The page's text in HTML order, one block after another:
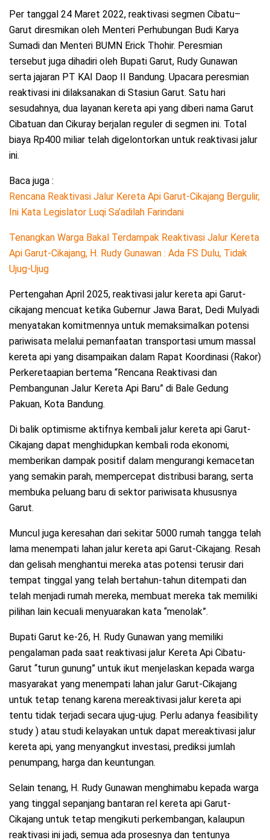
Per tanggal 24 Maret 2022, reaktivasi segmen Cibatu–
Garut diresmikan oleh Menteri Perhubungan Budi Karya
Sumadi dan Menteri BUMN Erick Thohir. Peresmian
tersebut juga dihadiri oleh Bupati Garut, Rudy Gunawan
serta jajaran PT KAI Daop II Bandung. Upacara peresmian
reaktivasi ini dilaksanakan di Stasiun Garut. Satu hari
sesudahnya, dua layanan kereta api yang diberi nama Garut
Cibatuan dan Cikuray berjalan reguler di segmen ini. Total
biaya Rp400 miliar telah digelontorkan untuk reaktivasi jalur
ini.
Baca juga :
Rencana Reaktivasi Jalur Kereta Api Garut-Cikajang Bergulir,
Ini Kata Legislator Luqi Sa’adilah Farindani
Tenangkan Warga Bakal Terdampak Reaktivasi Jalur Kereta
Api Garut-Cikajang, H. Rudy Gunawan : Ada FS Dulu, Tidak
Ujug-Ujug
Pertengahan April 2025, reaktivasi jalur kereta api Garut-
cikajang mencuat ketika Gubernur Jawa Barat, Dedi Mulyadi
menyatakan komitmennya untuk memaksimalkan potensi
pariwisata melalui pemanfaatan transportasi umum massal
kereta api yang disampaikan dalam Rapat Koordinasi (Rakor)
Perkeretaapian bertema “Rencana Reaktivasi dan
Pembangunan Jalur Kereta Api Baru” di Bale Gedung
Pakuan, Kota Bandung.
Di balik optimisme aktifnya kembali jalur kereta api Garut-
Cikajang dapat menghidupkan kembali roda ekonomi,
memberikan dampak positif dalam mengurangi kemacetan
yang semakin parah, mempercepat distribusi barang, serta
membuka peluang baru di sektor pariwisata khususnya
Garut.
Muncul juga keresahan dari sekitar 5000 rumah tangga telah
lama menempati lahan jalur kereta api Garut-Cikajang. Resah
dan gelisah menghantui mereka atas potensi terusir dari
tempat tinggal yang telah bertahun-tahun ditempati dan
telah menjadi rumah mereka, membuat mereka tak memiliki
pilihan lain kecuali menyuarakan kata “menolak”.
Bupati Garut ke-26, H. Rudy Gunawan yang memiliki
pengalaman pada saat reaktivasi jalur Kereta Api Cibatu-
Garut “turun gunung” untuk ikut menjelaskan kepada warga
masyarakat yang menempati lahan jalur Garut-Cikajang
untuk tetap tenang karena mereaktivasi jalur kereta api
tentu tidak terjadi secara ujug-ujug. Perlu adanya feasibility
study ) atau studi kelayakan untuk dapat mereaktivasi jalur
kereta api, yang menyangkut investasi, prediksi jumlah
penumpang, harga dan keuntungan.
Selain tenang, H. Rudy Gunawan menghimabu kepada warga
yang tinggal sepanjang bantaran rel kereta api Garut-
Cikajang untuk tetap mengikuti perkembangan, kalaupun
reaktivasi ini jadi, semua ada prosesnya dan tentunya